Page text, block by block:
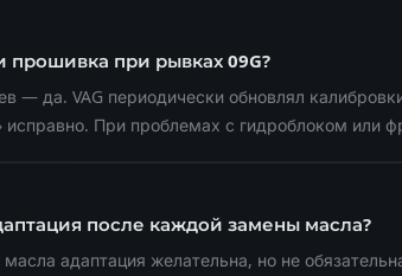
прошивка при рывках 09G?
— да. VAG периодически обновлял
исправно. При проблемах с гидроблоком или
после каждой замены масла?
адаптация желательна, но не